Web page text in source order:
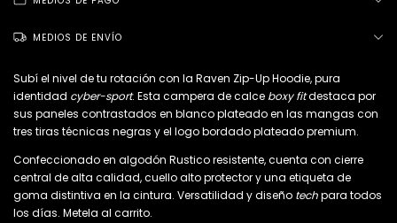
MEDIOS DE ENVÍO
Subí el nivel de tu rotación con la Raven Zip-Up Hoodie, pura
identidad cyber-sport. Esta campera de calce boxy fitdestaca por
sus paneles contrastados en blanco plateado en las mangas con
tres tiras técnicas negras y el logo bordado plateado premium.
Confeccionado en algodón Rustico resistente, cuenta con cierre
central de alta calidad, cuello alto protector y una etiqueta de
goma distintiva en la cintura. Versatilidad y diseño techpara todos
los días. Metela al carrito.